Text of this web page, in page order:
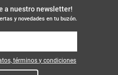
a nuestro newsletter!
y novedades en tu buzón.
términos y condiciones